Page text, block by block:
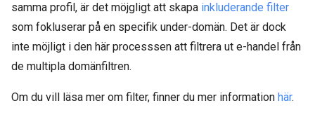
samma profil, är det möjgligt att skapa inkluderande filter
som fokluserar på en specifik under-domän. Det är dock
inte möjligt i den här processsen att filtrera ut e-handel från
de multipla domänfiltren.
Om du vill läsa mer om filter, finner du mer information här.